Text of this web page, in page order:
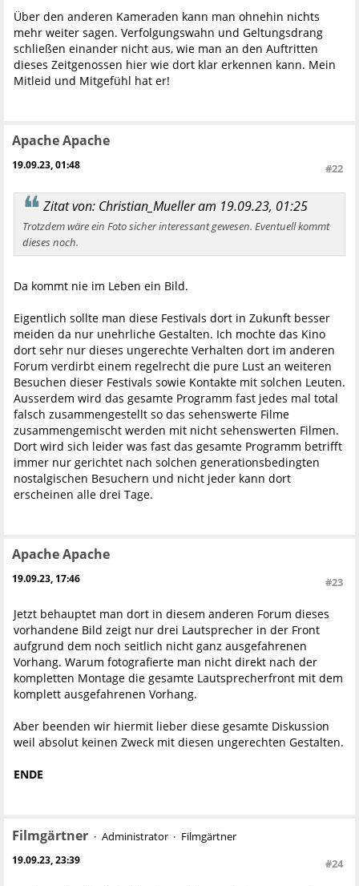
Über den anderen Kameraden kann man ohnehin nichts
mehr weiter sagen. Verfolgungswahn und Geltungsdrang
schließen einander nicht aus, wie man an den Auftritten
dieses Zeitgenossen hier wie dort klar erkennen kann. Mein
Mitleid und Mitgefühl hat er!
Apache Apache
19.09.23, 01:48 #22
Zitat von: Christian_Mueller am 19.09.23, 01:25
Trotzdem wäre ein Foto sicher interessant gewesen. Eventuell kommt
dieses noch.
Da kommt nie im Leben ein Bild.
Eigentlich sollte man diese Festivals dort in Zukunft besser
meiden da nur unehrliche Gestalten. Ich mochte das Kino
dort sehr nur dieses ungerechte Verhalten dort im anderen
Forum verdirbt einem regelrecht die pure Lust an weiteren
Besuchen dieser Festivals sowie Kontakte mit solchen Leuten.
Ausserdem wird das gesamte Programm fast jedes mal total
falsch zusammengestellt so das sehenswerte Filme
zusammengemischt werden mit nicht sehenswerten Filmen.
Dort wird sich leider was fast das gesamte Programm betrifft
immer nur gerichtet nach solchen generationsbedingten
nostalgischen Besuchern und nicht jeder kann dort
erscheinen alle drei Tage.
Apache Apache
19.09.23, 17:46 #23
Jetzt behauptet man dort in diesem anderen Forum dieses
vorhandene Bild zeigt nur drei Lautsprecher in der Front
aufgrund dem noch seitlich nicht ganz ausgefahrenen
Vorhang. Warum fotografierte man nicht direkt nach der
kompletten Montage die gesamte Lautsprecherfront mit dem
komplett ausgefahrenen Vorhang.
Aber beenden wir hiermit lieber diese gesamte Diskussion
weil absolut keinen Zweck mit diesen ungerechten Gestalten.
ENDE
Filmgärtner Administrator Filmgärtner
19.09.23, 23:39 #24